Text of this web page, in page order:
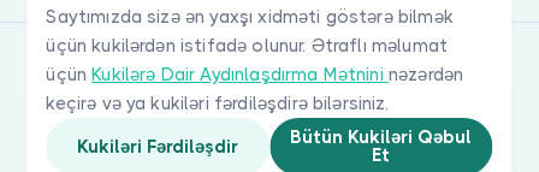
Saytımızda sizə ən yaxşı xidməti göstərə bilmək
üçün kukilərdən istifadə olunur. Ətraflı məlumat
üçünKukilərə Dair Aydınlaşdırma Mətnini nəzərdən
keçirə və ya kukiləri fərdiləşdirə bilərsiniz.
Kukiləri Fərdiləşdir
Bütün Kukiləri Qəbul
Et